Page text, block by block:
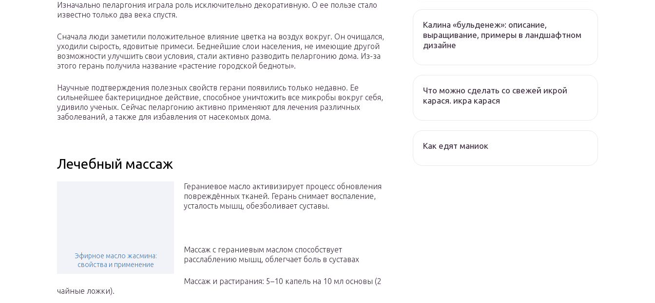
Изначально пеларгония играла роль исключительно декоративную. О ее пользе стало
известно только два века спустя.
Сначала люди заметили положительное влияние цветка на воздух вокруг. Он очищался,
уходили сырость, ядовитые примеси. Беднейшие слои населения, не имеющие другой
возможности улучшить свои условия, стали активно разводить пеларгонию дома. Из-за
этого герань получила название «растение городской бедноты».
Научные подтверждения полезных свойств герани появились только недавно. Ее
сильнейшее бактерицидное действие, способное уничтожить все микробы вокруг себя,
удивило ученых. Сейчас пеларгонию активно применяют для лечения различных
заболеваний, а также для избавления от насекомых дома.
Лечебный массаж
Эфирное масло жасмина:
свойства и применение
Гераниевое масло активизирует процесс обновления
повреждённых тканей. Герань снимает воспаление,
усталость мышц, обезболивает суставы.
Массаж с гераниевым маслом способствует
расслаблению мышц, облегчает боль в суставах
Массаж и растирания: 5–10 капель на 10 мл основы (2
чайные ложки).
Калина «бульденеж»: описание,
выращивание, примеры в ландшафтном
дизайне
Что можно сделать со свежей икрой
карася. икра карася
Как едят маниок